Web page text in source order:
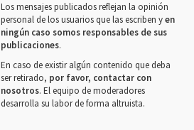
Los mensajes publicados reflejan la opinión
personal de los usuarios que las escriben yen
ningún caso somos responsables de sus
publicaciones.
En caso de existir algún contenido que deba
ser retirado, por favor, contactar con
nosotros. El equipo de moderadores
desarrolla su labor de forma altruista.